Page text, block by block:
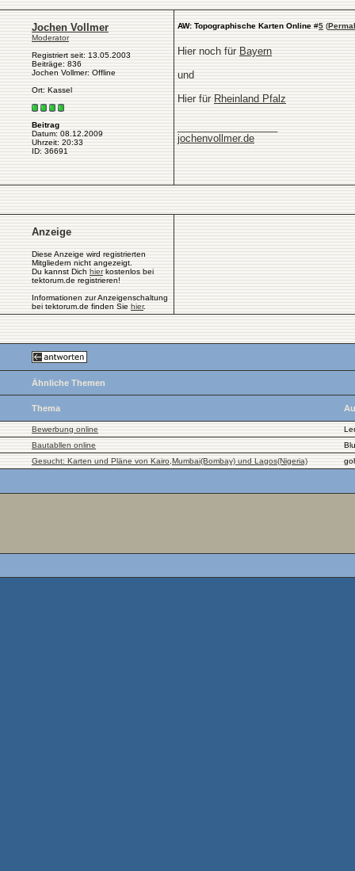
Jochen Vollmer
Moderator
Registriert seit: 13.05.2003
Beiträge: 836
Jochen Vollmer: Offline
Ort: Kassel
Beitrag
Datum: 08.12.2009
Uhrzeit: 20:33
ID: 36691
AW: Topographische Karten Online #5 (
Hier noch für Bayern
und
Hier für Rheinland Pfalz
jochenvollmer.de
Anzeige
Diese Anzeige wird registrierten
Mitgliedern nicht angezeigt.
Du kannst Dich hierkostenlos bei
tektorum.de registrieren!
Informationen zur Anzeigenschaltung
bei tektorum.de finden Sie hier.
Ähnliche Themen
Thema
Bewerbung online
Bautabllen online
Gesucht: Karten und Pläne von Kairo,Mumbai(Bombay) und Lagos(Nigeria)